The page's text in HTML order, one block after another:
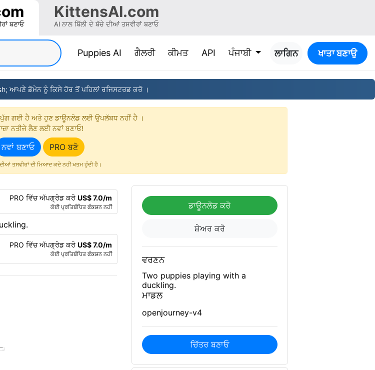
ਬਣਾਓ
KittensAI.com
AI ਨਾਲ ਬਿੱਲੀ ਦੇ ਬੱਚੇ ਦੀਆਂ ਤਸਵੀਰਾਂ ਬਣਾਓ
Puppies AI(current)
ਗੈਲਰੀ ਕੀਮਤ API ਪੰਜਾਬੀ ਲਾਗਿਨ ਖਾਤਾ ਬਣਾਉ
ਆਪਣੇ ਡੋਮੇਨ ਨੂੰ ਕਿਸੇ ਹੋਰ ਤੋਂ ਪਹਿਲਾਂ ਰਜਿਸਟਰਡ ਕਰੋ ।
ਗਈ ਹੈ ਅਤੇ ਹੁਣ ਡਾਊਨਲੋਡ ਲਈ ਉਪਲੱਬਧ ਨਹੀਂ ਹੈ ।
ਨਤੀਜੇ ਲੈਣ ਲਈ ਨਵਾਂ ਬਣਾਓ!
ਨਵਾਂ ਬਣਾਓ PRO ਬਣੋ
ਤਸਵੀਰਾਂ ਦੀ ਮਿਆਦ ਕਦੇ ਨਹੀਂ ਖਤਮ ਹੁੰਦੀ ਹੈ।
PRO ਵਿੱਚ ਅੱਪਗ੍ਰੇਡ ਕਰੋ US$ 7.0/m
ਕੋਈ ਪ੍ਰਤਿਬੰਧਿਤ ਫੰਕਸ਼ਨ ਨਹੀਂ
PRO ਵਿੱਚ ਅੱਪਗ੍ਰੇਡ ਕਰੋ US$ 7.0/m
ਕੋਈ ਪ੍ਰਤਿਬੰਧਿਤ ਫੰਕਸ਼ਨ ਨਹੀਂ
ਡਾਊਨਲੋਡ ਕਰੋ
ਸ਼ੇਅਰ ਕਰੋ
ਵਰਣਨ
Two puppies playing with a
duckling.
ਮਾਡਲ
openjourney-v4
ਚਿੱਤਰ ਬਣਾਓ